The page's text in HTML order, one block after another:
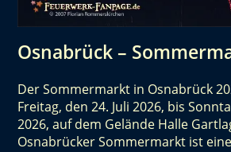
Osnabrück –
Der Sommermarkt in Osnabrück
Freitag, den 24. Juli 2026, bis
2026, auf dem Gelände Halle
Osnabrücker Sommermarkt ist